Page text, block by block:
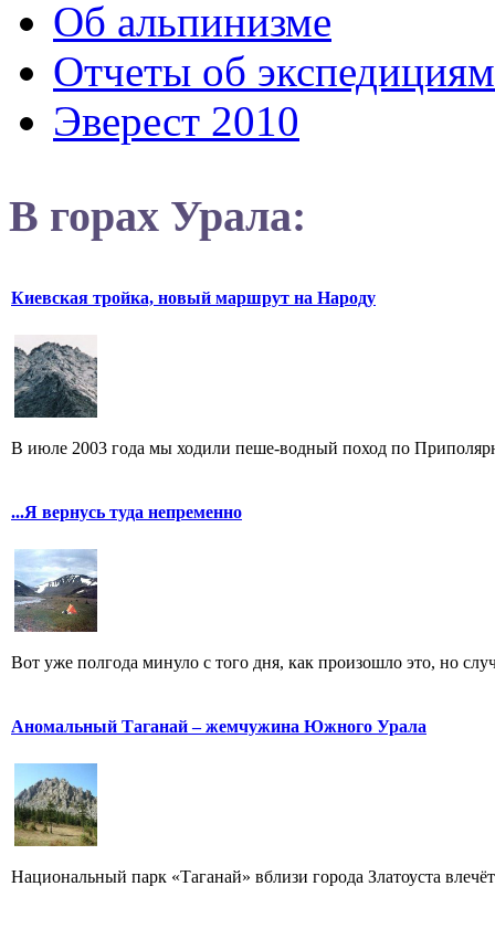
Об альпинизме
Отчеты об экспедициям
Эверест 2010
В горах Урала:
Киевская тройка, новый маршрут на Народу
В июле 2003 года мы ходили пеше-водный поход по
...Я вернусь туда непременно
Вот уже полгода минуло с того дня, как произошло это, но
Аномальный Таганай – жемчужина Южного Урала
Национальный парк «Таганай» вблизи города Златоуста